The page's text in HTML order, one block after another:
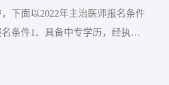
下面以2022年主治医师报名条件
条件1、具备中专学历，经执业
具备大专学历，经执业医师注册